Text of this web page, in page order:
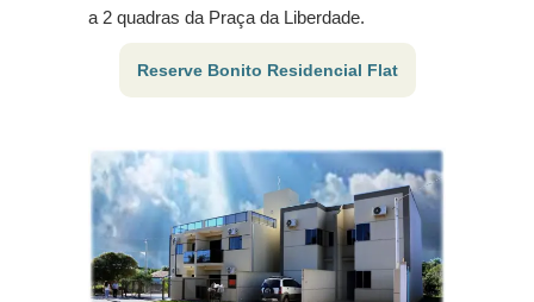
a 2 quadras da Praça da Liberdade.
Reserve Bonito Residencial Flat